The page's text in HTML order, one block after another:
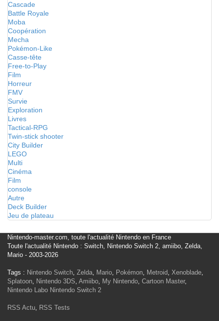
Cascade
Battle Royale
Moba
Coopération
Mecha
Pokémon-Like
Casse-tête
Free-to-Play
Film
Horreur
FMV
Survie
Exploration
Livres
Tactical-RPG
Twin-stick shooter
City Builder
LEGO
Multi
Cinéma
Film
console
Autre
Deck Builder
Jeu de plateau
Nintendo-master.com, toute l'actualité Nintendo en France
Toute l'actualité Nintendo : Switch, Nintendo Switch 2, amiibo, Zelda,
Mario - 2003-2026
Tags : Nintendo Switch, Zelda, Mario, Pokémon, Metroid, Xenoblade,
Splatoon, Nintendo 3DS, Amiibo, My Nintendo, Cartoon Master,
Nintendo Labo Nintendo Switch 2
RSS Actu, RSS Tests